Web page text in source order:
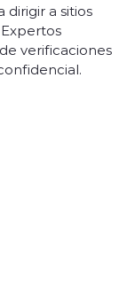
dirigir a sitios
verificaciones